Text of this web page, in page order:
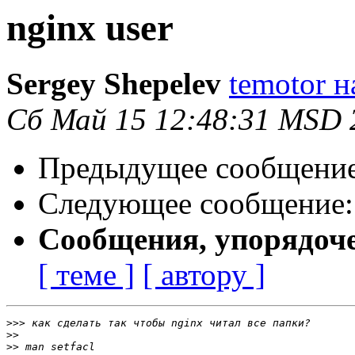
nginx user
Sergey Shepelev temotor
Сб Май 15 12:48:31 MSD
Предыдущее
Следующее
Сообщения,
[ теме ] [ автору ]
>>>
>>
>>